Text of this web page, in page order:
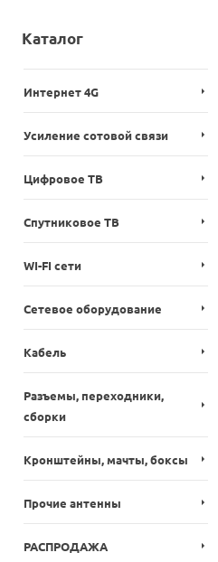
Каталог
Интернет 4G
Усиление сотовой связи
Цифровое ТВ
Спутниковое ТВ
WI-FI сети
Сетевое оборудование
Кабель
Разъемы, переходники,
сборки
Кронштейны, мачты, боксы
Прочие антенны
РАСПРОДАЖА